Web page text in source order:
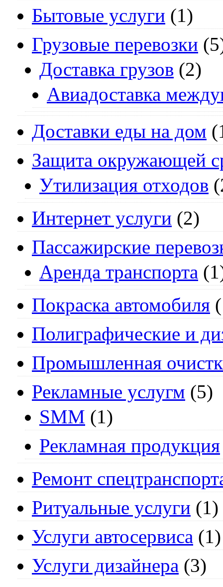
Бытовые услуги (1)
Грузовые перевозки
Доставка грузов (2)
Авиадоставка
Доставки еды на дом
Защита окружающей
Утилизация отходов
Интернет услуги (2)
Пассажирские
Аренда транспорта
Покраска автомобиля
Полиграфические и
Промышленная
Рекламные услугм (5)
SMM (1)
Рекламная продукция
Ремонт
Ритуальные услуги (1)
Услуги автосервиса (1)
Услуги дизайнера (3)